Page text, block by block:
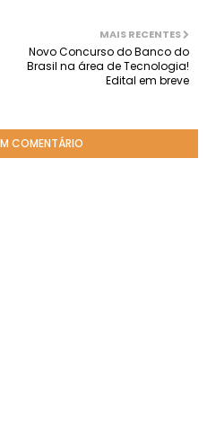
MAIS RECENTES
Novo Concurso do Banco do
Brasil na área de Tecnologia!
Edital em breve
COMENTÁRIO